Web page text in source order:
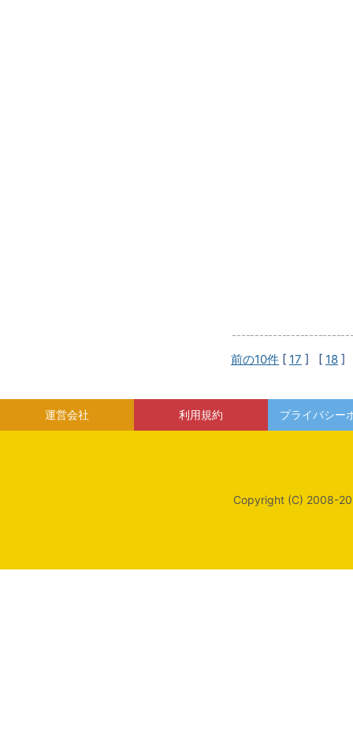
前の10件 [ 17 ] [ 18 ]
運営会社 利用規約 プライバシー
Copyright (C) 2008-